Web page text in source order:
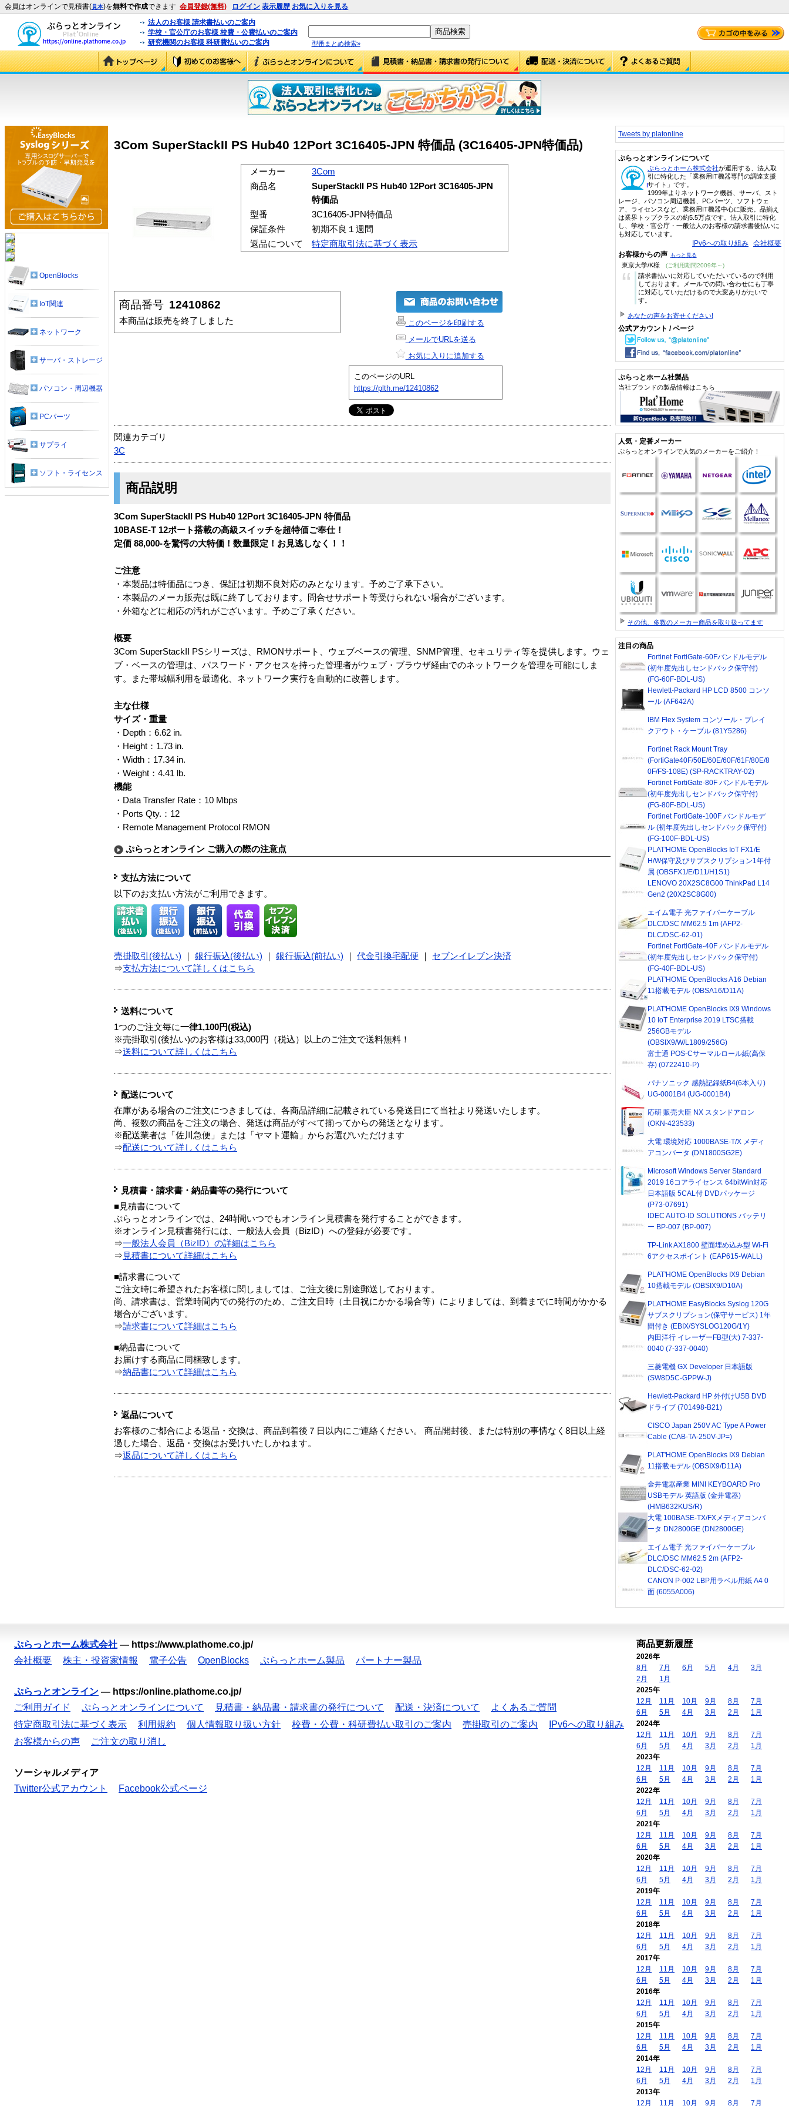
会員はオンラインで見積書(見本)を無料で作成できます 会員登録(無料) ログイン 表示履歴 お気に入りを見る
法人のお客様 請求書払いのご案内
学校・官公庁のお客様 校費・公費払いのご案内
研究機関のお客様 科研費払いのご案内
型番まとめ検索»
3Com SuperStackII PS Hub40 12Port 3C16405-JPN 特価品 (3C16405-JPN特価品)
メーカー
3Com
商品名
SuperStackII PS Hub40 12Port 3C16405-JPN
特価品
型番
3C16405-JPN特価品
保証条件
初期不良１週間
返品について
特定商取引法に基づく表示
商品番号 12410862
本商品は販売を終了しました
このページを印刷する
メールでURLを送る
お気に入りに追加する
このページのURL
https://plth.me/12410862
関連カテゴリ
3C
商品説明
3Com SuperStackII PS Hub40 12Port 3C16405-JPN 特価品
10BASE-T 12ポート搭載の高級スイッチを超特価ご奉仕！
定価 88,000-を驚愕の大特価！数量限定！お見逃しなく！！
ご注意
・本製品は特価品につき、保証は初期不良対応のみとなります。予めご了承下さい。
・本製品のメーカ販売は既に終了しております。問合せサポート等受けられない場合がございます。
・外箱などに相応の汚れがございます。予めご了承ください。
概要
3Com SuperStackII PSシリーズは、RMONサポート、ウェブベースの管理、SNMP管理、セキュリティ等を提供します。ウェ
ブ・ベースの管理は、パスワード・アクセスを持った管理者がウェブ・ブラウザ経由でのネットワークを管理を可能にしま
す。また帯域幅利用を最適化、ネットワーク実行を自動的に改善します。
主な仕様
サイズ・重量
・Depth：6.62 in.
・Height：1.73 in.
・Width：17.34 in.
・Weight：4.41 lb.
機能
・Data Transfer Rate：10 Mbps
・Ports Qty.：12
・Remote Management Protocol RMON
ぷらっとオンライン ご購入の際の注意点
支払方法について
以下のお支払い方法がご利用できます。
売掛取引(後払い) 銀行振込(後払い) 銀行振込(前払い) 代金引換宅配便
セブンイレブン決済
⇒支払方法について詳しくはこちら
送料について
1つのご注文毎に一律1,100円(税込)
※売掛取引(後払い)のお客様は33,000円（税込）以上のご注文で送料無料！
⇒送料について詳しくはこちら
配送について
在庫がある場合のご注文につきましては、各商品詳細に記載されている発送日にて当社より発送いたします。
尚、複数の商品をご注文の場合、発送は商品がすべて揃ってからの発送となります。
※配送業者は「佐川急便」または「ヤマト運輸」からお選びいただけます
⇒配送について詳しくはこちら
見積書・請求書・納品書等の発行について
■見積書について
ぷらっとオンラインでは、24時間いつでもオンライン見積書を発行することができます。
※オンライン見積書発行には、一般法人会員（BizID）への登録が必要です。
⇒一般法人会員（BizID）の詳細はこちら
⇒ 見積書について詳細はこちら
■請求書について
ご注文時に希望されたお客様に関しましては、ご注文後に別途郵送しております。
尚、請求書は、営業時間内での発行のため、ご注文日時（土日祝にかかる場合等）によりましては、到着までに時間がかかる
場合がございます。
⇒請求書について詳細はこちら
■納品書について
お届けする商品に同梱致します。
⇒納品書について詳細はこちら
返品について
お客様のご都合による返品・交換は、商品到着後７日以内にご連絡ください。 商品開封後、または特別の事情なく8日以上経
過した場合、返品・交換はお受けいたしかねます。
⇒返品について詳しくはこちら
OpenBlocks
IoT関連
ネットワーク
サーバ・ストレージ
パソコン・周辺機器
PCパーツ
サプライ
ソフト・ライセンス
Tweets by platonline
ぷらっとオンラインについて
ぷらっとホーム株式会社が運用する、法人取
引に特化した「業務用IT機器専門の調達支援
サイト」です。
1999年よりネットワーク機器、サーバ、スト
レージ、パソコン周辺機器、PCパーツ、ソフトウェ
ア、ライセンスなど、業務用IT機器中心に販売。品揃え
は業界トップクラスの約5.5万点です。法人取引に特化
し、学校・官公庁・一般法人のお客様の請求書後払いに
も対応しています。
IPv6への取り組み 会社概要
お客様からの声 もっと見る
東京大学/K様 (ご利用期間2009年～)
“
請求書払いに対応していただいているので利用
しております。メールでの問い合わせにも丁寧
に対応していただけるので大変ありがたいで
す。
あなたの声をお寄せください!
公式アカウント / ページ
ぷらっとホーム社製品
当社ブランドの製品情報はこちら
人気・定番メーカー
ぷらっとオンラインで人気のメーカーをご紹介！
その他、多数のメーカー商品を取り扱ってます
注目の商品
Fortinet FortiGate-60Fバンドルモデル
(初年度先出しセンドバック保守付)
(FG-60F-BDL-US)
Hewlett-Packard HP LCD 8500 コンソ
ール (AF642A)
IBM Flex System コンソール・ブレイ
クアウト・ケーブル (81Y5286)
Fortinet Rack Mount Tray
(FortiGate40F/50E/60E/60F/61F/80E/8
0F/FS-108E) (SP-RACKTRAY-02)
Fortinet FortiGate-80F バンドルモデル
(初年度先出しセンドバック保守付)
(FG-80F-BDL-US)
Fortinet FortiGate-100F バンドルモデ
ル (初年度先出しセンドバック保守付)
(FG-100F-BDL-US)
PLAT'HOME OpenBlocks IoT FX1/E
H/W保守及びサブスクリプション1年付
属 (OBSFX1/E/D11/H1S1)
LENOVO 20X2SC8G00 ThinkPad L14
Gen2 (20X2SC8G00)
エイム電子 光ファイバーケーブル
DLC/DSC MM62.5 1m (AFP2-
DLC/DSC-62-01)
Fortinet FortiGate-40F バンドルモデル
(初年度先出しセンドバック保守付)
(FG-40F-BDL-US)
PLAT'HOME OpenBlocks A16 Debian
11搭載モデル (OBSA16/D11A)
PLAT'HOME OpenBlocks IX9 Windows
10 IoT Enterprise 2019 LTSC搭載
256GBモデル
(OBSIX9/W/L1809/256G)
富士通 POS-Cサーマルロール紙(高保
存) (0722410-P)
パナソニック 感熱記録紙B4(6本入り)
UG-0001B4 (UG-0001B4)
応研 販売大臣 NX スタンドアロン
(OKN-423533)
大電 環境対応 1000BASE-T/X メディ
アコンバータ (DN1800SG2E)
Microsoft Windows Server Standard
2019 16コアライセンス 64bitWin対応
日本語版 5CAL付 DVDパッケージ
(P73-07691)
IDEC AUTO-ID SOLUTIONS バッテリ
ー BP-007 (BP-007)
TP-Link AX1800 壁面埋め込み型 Wi-Fi
6アクセスポイント (EAP615-WALL)
PLAT'HOME OpenBlocks IX9 Debian
10搭載モデル (OBSIX9/D10A)
PLAT'HOME EasyBlocks Syslog 120G
サブスクリプション(保守サービス) 1年
間付き (EBIX/SYSLOG120G/1Y)
内田洋行 イレーザーFB型(大) 7-337-
0040 (7-337-0040)
三菱電機 GX Developer 日本語版
(SW8D5C-GPPW-J)
Hewlett-Packard HP 外付けUSB DVD
ドライブ (701498-B21)
CISCO Japan 250V AC Type A Power
Cable (CAB-TA-250V-JP=)
PLAT'HOME OpenBlocks IX9 Debian
11搭載モデル (OBSIX9/D11A)
金井電器産業 MINI KEYBOARD Pro
USBモデル 英語版 (金井電器)
(HMB632KUS/R)
大電 100BASE-TX/FXメディアコンバ
ータ DN2800GE (DN2800GE)
エイム電子 光ファイバーケーブル
DLC/DSC MM62.5 2m (AFP2-
DLC/DSC-62-02)
CANON P-002 LBP用ラベル用紙 A4 0
面 (6055A006)
ぷらっとホーム株式会社 — https://www.plathome.co.jp/
会社概要
株主・投資家情報 電子公告 OpenBlocks ぷらっとホーム製品 パートナー製品
ぷらっとオンライン — https://online.plathome.co.jp/
ご利用ガイド
ぷらっとオンラインについて 見積書・納品書・請求書の発行について 配送・決済について
よくあるご質問
特定商取引法に基づく表示
利用規約 個人情報取り扱い方針 校費・公費・科研費払い取引のご案内 売掛取引のご案内
IPv6への取り組み
お客様からの声
ご注文の取り消し
ソーシャルメディア
Twitter公式アカウント
Facebook公式ページ
商品更新履歴
2026年
8月
7月 6月 5月 4月
3月
2月
1月
2025年
12月
11月 10月 9月 8月
7月
6月
5月 4月 3月 2月
1月
2024年
12月
11月 10月 9月 8月
7月
6月
5月 4月 3月 2月
1月
2023年
12月
11月 10月 9月 8月
7月
6月
5月 4月 3月 2月
1月
2022年
12月
11月 10月 9月 8月
7月
6月
5月 4月 3月 2月
1月
2021年
12月
11月 10月 9月 8月
7月
6月
5月 4月 3月 2月
1月
2020年
12月
11月 10月 9月 8月
7月
6月
5月 4月 3月 2月
1月
2019年
12月
11月 10月 9月 8月
7月
6月
5月 4月 3月 2月
1月
2018年
12月
11月 10月 9月 8月
7月
6月
5月 4月 3月 2月
1月
2017年
12月
11月 10月 9月 8月
7月
6月
5月 4月 3月 2月
1月
2016年
12月
11月 10月 9月 8月
7月
6月
5月 4月 3月 2月
1月
2015年
12月
11月 10月 9月 8月
7月
6月
5月 4月 3月 2月
1月
2014年
12月
11月 10月 9月 8月
7月
6月
5月 4月 3月 2月
1月
2013年
12月
11月 10月 9月 8月 7月